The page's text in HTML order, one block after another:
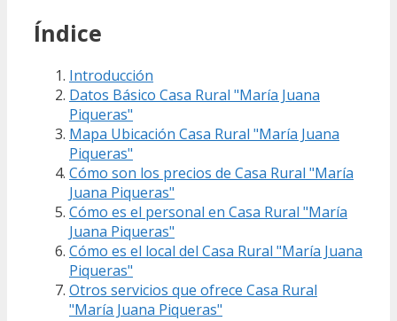
Índice
Introducción
Datos Básico Casa Rural "María Juana
Piqueras"
Mapa Ubicación Casa Rural "María Juana
Piqueras"
Cómo son los precios de Casa Rural "María
Juana Piqueras"
Cómo es el personal en Casa Rural "María
Juana Piqueras"
Cómo es el local del Casa Rural "María Juana
Piqueras"
Otros servicios que ofrece Casa Rural
"María Juana Piqueras"